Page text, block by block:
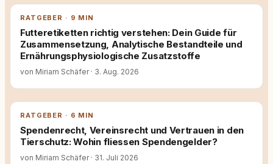
RATGEBER · 9 MIN
Futteretiketten richtig verstehen: Dein Guide für
Zusammensetzung, Analytische Bestandteile und
Ernährungsphysiologische Zusatzstoffe
von Miriam Schäfer · 3. Aug. 2026
RATGEBER · 6 MIN
Spendenrecht, Vereinsrecht und Vertrauen in den
Tierschutz: Wohin fliessen Spendengelder?
von Miriam Schäfer · 31. Juli 2026